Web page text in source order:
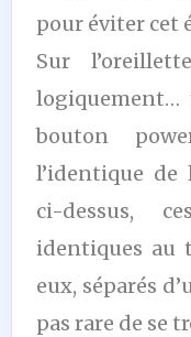
pour éviter cet
Sur
logiquement…
bouton
l’identique de
ci-dessus,
identiques au
eux, séparés
pas rare de se